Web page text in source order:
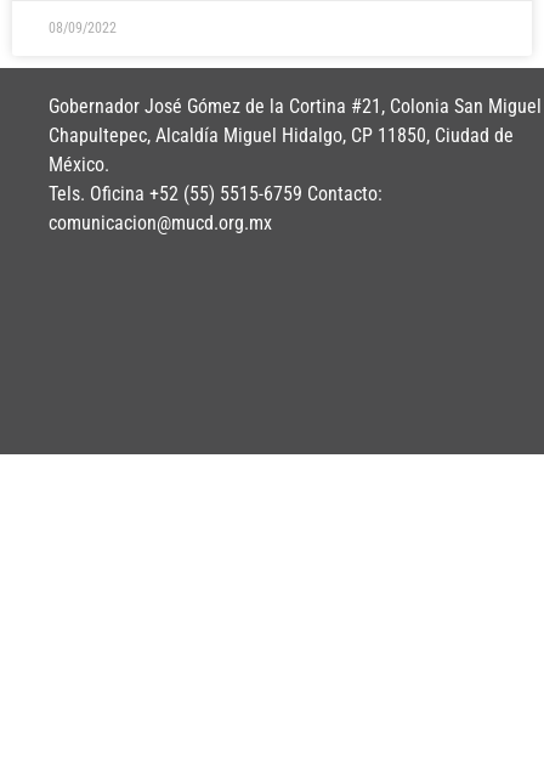
08/09/2022
Gobernador José Gómez de la Cortina #21, Colonia San Miguel
Chapultepec, Alcaldía Miguel Hidalgo, CP 11850, Ciudad de
México.
Tels. Oficina +52 (55) 5515-6759 Contacto:
comunicacion@mucd.org.mx